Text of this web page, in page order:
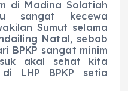
Solatiah
sangat kecewa
Sumut selama
Natal, sebab
BPKP sangat minim
akal sehat kita
LHP BPKP setia